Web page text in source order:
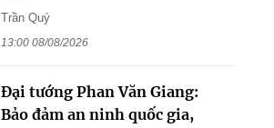
Trần Quý
13:00 08/08/2026
Đại tướng Phan Văn Giang:
Bảo đảm an ninh quốc gia,